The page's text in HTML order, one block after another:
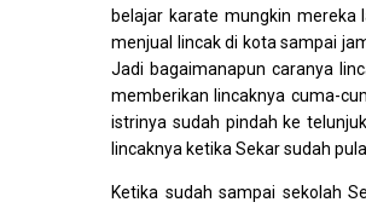
belajar karate mungkin mereka
menjual lincak di kota sampai
Jadi bagaimanapun caranya
memberikan lincaknya cuma-
istrinya sudah pindah ke
lincaknya ketika Sekar sudah
Ketika sudah sampai sekolah